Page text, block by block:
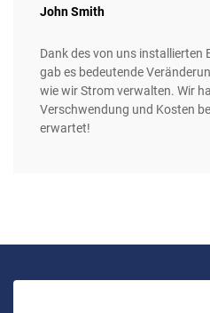
John Smith
Dank des von uns installierten
gab es bedeutende
wie wir Strom verwalten. Wir
Verschwendung und Kosten
erwartet!